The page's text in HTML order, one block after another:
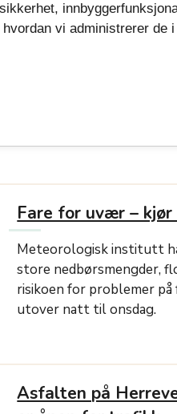
Flere av våre
Fare for uvær –
Meteorologisk institutt
store nedbørsmengder,
risikoen for problemer
utover natt til onsdag.
Asfalten på
vi administrerer de